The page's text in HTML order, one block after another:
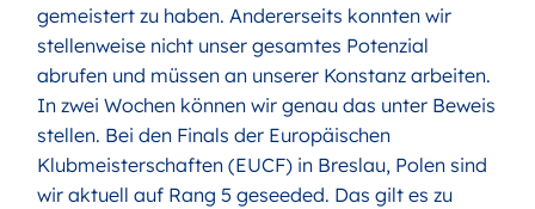
gemeistert zu haben. Andererseits konnten wir
stellenweise nicht unser gesamtes Potenzial
abrufen und müssen an unserer Konstanz arbeiten.
In zwei Wochen können wir genau das unter Beweis
stellen. Bei den Finals der Europäischen
Klubmeisterschaften (EUCF) in Breslau, Polen sind
wir aktuell auf Rang 5 geseeded. Das gilt es zu